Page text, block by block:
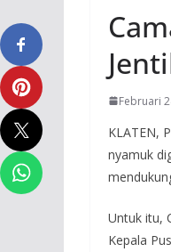
Februari
KLATEN,
nyamuk
Untuk itu,
Kepala